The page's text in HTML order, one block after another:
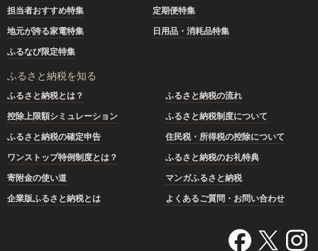
担当者おすすめ特集
定期便特集
地元が誇る家電特集
日用品・消耗品特集
ふるなび限定特集
ふるさと納税を知る
ふるさと納税とは？
ふるさと納税の流れ
控除上限額シミュレーション
ふるさと納税制度について
ふるさと納税の確定申告
住民税・所得税の控除について
ワンストップ特例制度とは？
ふるさと納税のお礼特典
寄附金の使い道
マンガふるさと納税
企業版ふるさと納税とは
よくあるご質問・お問い合わせ